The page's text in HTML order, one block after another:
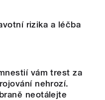
rizika a léčba
vám trest za
nehrozí.
neotálejte